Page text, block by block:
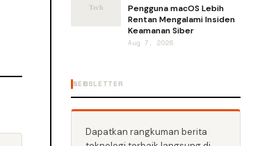
Pengguna macOS Lebih
Rentan Mengalami Insiden
Keamanan Siber
Aug 7, 2026
NEWSLETTER
Dapatkan rangkuman berita